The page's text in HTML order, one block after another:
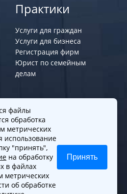
Практики
Услуги для граждан
Услуги для бизнеса
Регистрация фирм
Юрист по семейным
делам
файлы
обработка
метрических
использование
"принять",
на обработку
в файлах
метрических
об обработке
Принять